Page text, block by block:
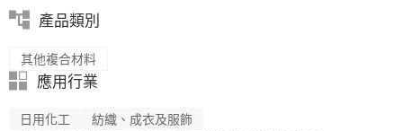
產品類別
其他複合材料
應用行業
日用化工
紡織、成衣及服飾